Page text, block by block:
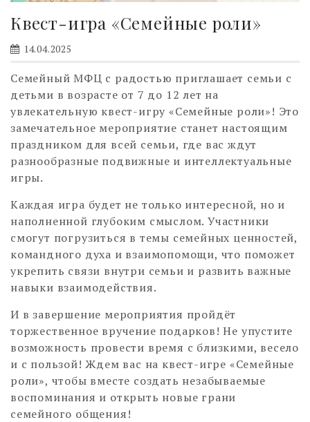
Квест-игра «Семейные роли»
14.04.2025
Семейный МФЦ с радостью приглашает семьи с
детьми в возрасте от 7 до 12 лет на
увлекательную квест-игру «Семейные роли»! Это
замечательное мероприятие станет настоящим
праздником для всей семьи, где вас ждут
разнообразные подвижные и интеллектуальные
игры.
Каждая игра будет не только интересной, но и
наполненной глубоким смыслом. Участники
смогут погрузиться в темы семейных ценностей,
командного духа и взаимопомощи, что поможет
укрепить связи внутри семьи и развить важные
навыки взаимодействия.
И в завершение мероприятия пройдёт
торжественное вручение подарков! Не упустите
возможность провести время с близкими, весело
и с пользой! Ждем вас на квест-игре «Семейные
роли», чтобы вместе создать незабываемые
воспоминания и открыть новые грани
семейного общения!